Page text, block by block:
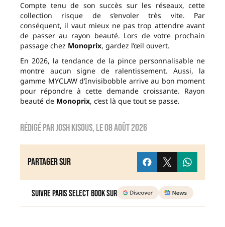
Compte tenu de son succès sur les réseaux, cette
collection risque de s’envoler très vite. Par
conséquent, il vaut mieux ne pas trop attendre avant
de passer au rayon beauté. Lors de votre prochain
passage chez Monoprix, gardez l’œil ouvert.
En 2026, la tendance de la pince personnalisable ne
montre aucun signe de ralentissement. Aussi, la
gamme MYCLAW d’Invisibobble arrive au bon moment
pour répondre à cette demande croissante. Rayon
beauté de Monoprix, c’est là que tout se passe.
Rédigé parJosh Kisous, le08 août 2026
Partager sur
Suivre Paris Select Book sur